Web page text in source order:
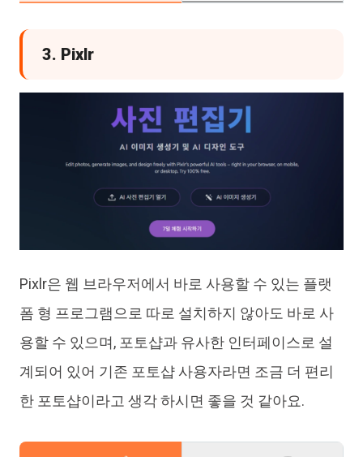
3. Pixlr
Pixlr은 웹 브라우저에서 바로 사용할 수 있는 플랫
폼 형 프로그램으로 따로 설치하지 않아도 바로 사
용할 수 있으며, 포토샵과 유사한 인터페이스로 설
계되어 있어 기존 포토샵 사용자라면 조금 더 편리
한 포토샵이라고 생각 하시면 좋을 것 같아요.